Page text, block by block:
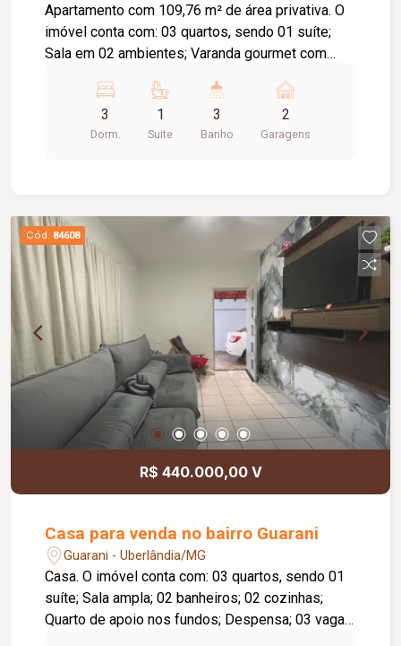
Apartamento com 109,76 m² de área privativa. O
imóvel conta com: 03 quartos, sendo 01 suíte;
Sala em 02 ambientes; Varanda gourmet com
integrada à sala; Lavanderia independente; 02
vagas de garagem; O condomínio oferece:
Piscina; Área gourmet; Salão de festas; Sauna;
com marcenaria planejada; Ar-condicionado em
todos os ambientes; Piso em porcelanato;
Bancadas em granito; Esquadrias em alumínio;
Posição voltada para o sol da manhã; Área
construída de 178,40 m².
3
Dorm.
1
Suite
3
Banho
2
Garagens
Cód. 84608
R$ 440.000,00 V
Casa para venda no bairro Guarani
Guarani - Uberlândia/MG
Casa. O imóvel conta com: 03 quartos, sendo 01
suíte; Sala ampla; 02 banheiros; 02 cozinhas;
Quarto de apoio nos fundos; Despensa; 03 vagas